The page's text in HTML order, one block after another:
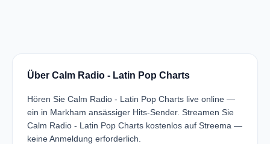
Über Calm Radio - Latin Pop Charts
Hören Sie Calm Radio - Latin Pop Charts live online —
ein in Markham ansässiger Hits-Sender. Streamen Sie
Calm Radio - Latin Pop Charts kostenlos auf Streema —
keine Anmeldung erforderlich.